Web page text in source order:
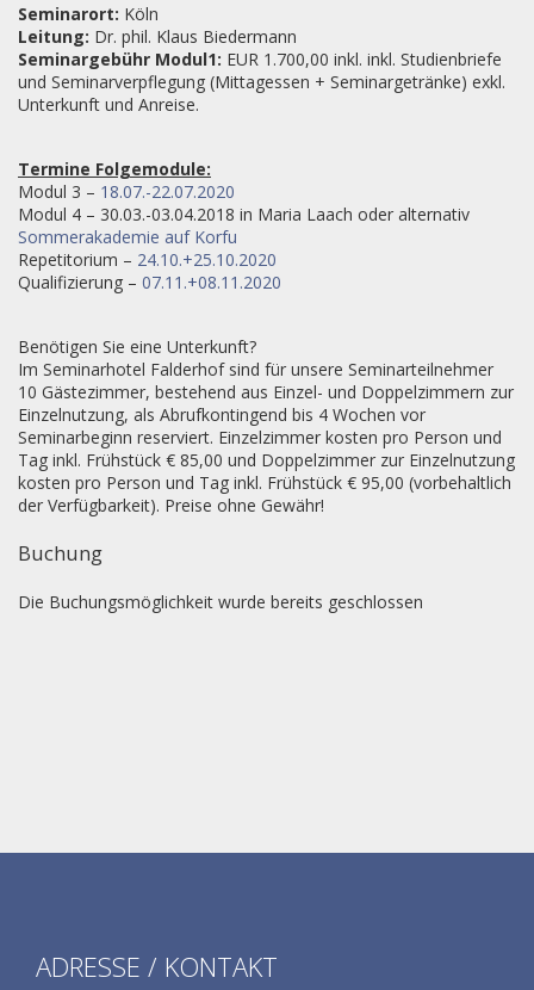
Seminarort: Köln
Leitung: Dr. phil. Klaus Biedermann
Seminargebühr Modul1: EUR 1.700,00 inkl. inkl. Studienbriefe
und Seminarverpflegung (Mittagessen + Seminargetränke) exkl.
Unterkunft und Anreise.
Termine Folgemodule:
Modul 3 – 18.07.-22.07.2020
Modul 4 – 30.03.-03.04.2018 in Maria Laach oder alternativ
Sommerakademie auf Korfu
Repetitorium – 24.10.+25.10.2020
Qualifizierung – 07.11.+08.11.2020
Benötigen Sie eine Unterkunft?
Im Seminarhotel Falderhof sind für unsere Seminarteilnehmer
10 Gästezimmer, bestehend aus Einzel- und Doppelzimmern zur
Einzelnutzung, als Abrufkontingend bis 4 Wochen vor
Seminarbeginn reserviert. Einzelzimmer kosten pro Person und
Tag inkl. Frühstück € 85,00 und Doppelzimmer zur Einzelnutzung
kosten pro Person und Tag inkl. Frühstück € 95,00 (vorbehaltlich
der Verfügbarkeit). Preise ohne Gewähr!
Buchung
Die Buchungsmöglichkeit wurde bereits geschlossen
ADRESSE / KONTAKT